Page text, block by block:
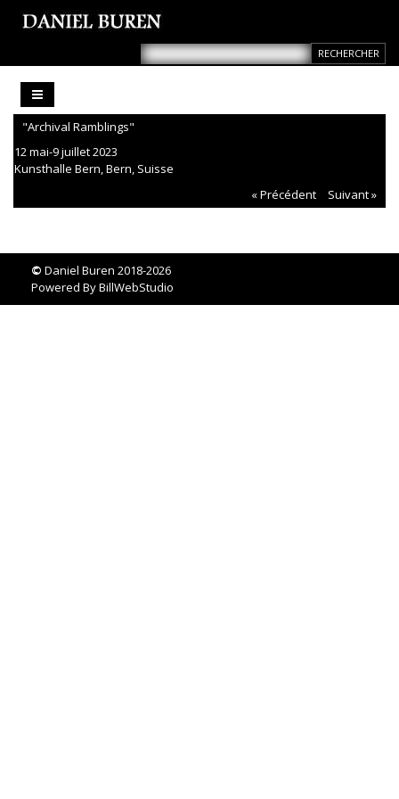
"Archival Ramblings"
12 mai-9 juillet 2023
Kunsthalle Bern, Bern, Suisse
« Précédent
Suivant »
© Daniel Buren 2018-2026
Powered ByBillWebStudio